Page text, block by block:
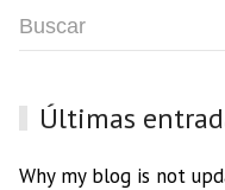
Últimas
Why my blog is not